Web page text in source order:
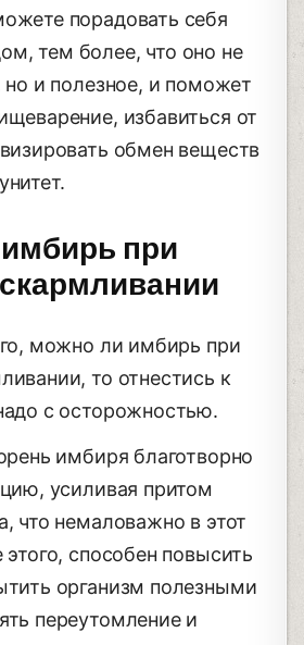
порадовать себя
тем более, что оно не
но и полезное, и поможет
избавиться от
обмен веществ
при
можно ли имбирь при
то отнестись к
с осторожностью.
имбиря благотворно
усиливая притом
что немаловажно в этот
способен повысить
организм полезными
переутомление и